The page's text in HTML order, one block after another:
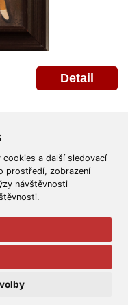
a další sledovací
prostředí, zobrazení
návštěvnosti
Detail
řád
Ochrana osobních údajů
Platýz